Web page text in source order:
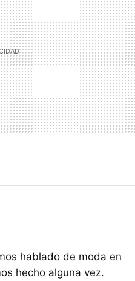
hablado de moda en
hecho alguna vez.